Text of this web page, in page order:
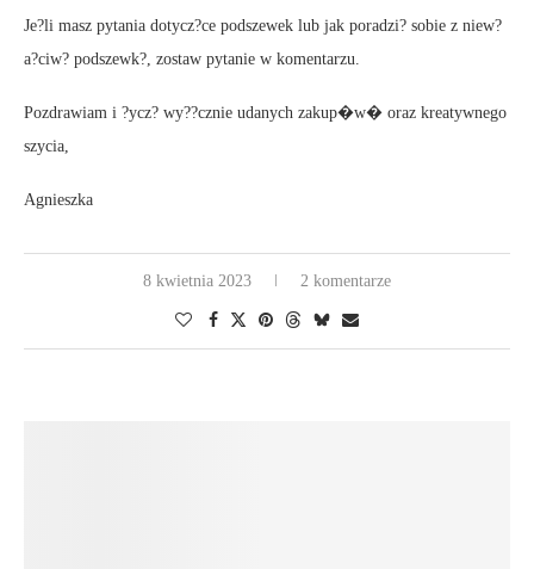
Je?li masz pytania dotycz?ce podszewek lub jak poradzi? sobie z niew?
a?ciw? podszewk?, zostaw pytanie w komentarzu.
Pozdrawiam i ?ycz? wy??cznie udanych zakup�w� oraz kreatywnego
szycia,
Agnieszka
8 kwietnia 2023 2 komentarze